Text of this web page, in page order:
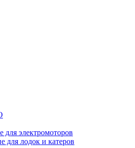
электромоторов
для лодок и катеров